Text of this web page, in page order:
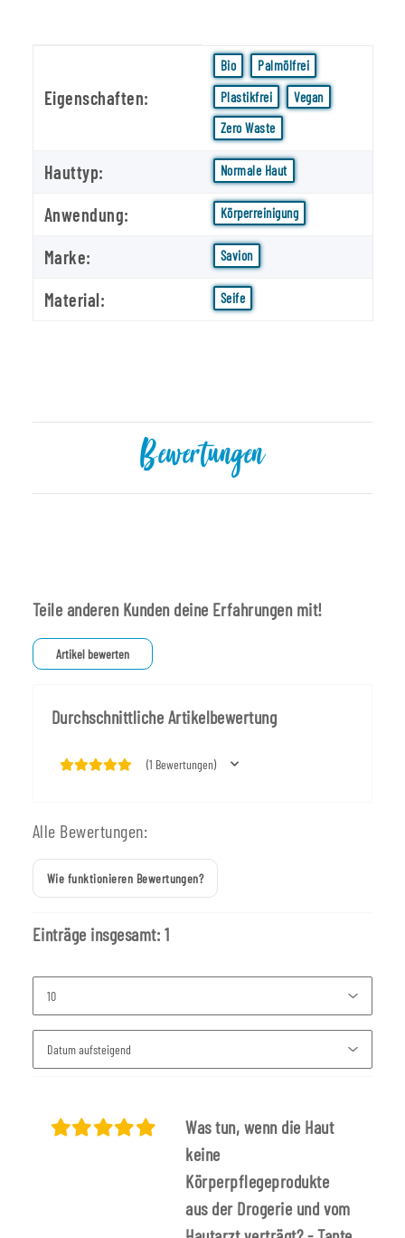
Eigenschaften:
Bio
Palmölfrei
Plastikfrei
Vegan
Zero Waste
Hauttyp: Normale Haut
Anwendung: Körperreinigung
Marke: Savion
Material: Seife
Bewertungen
Durchschnittliche Artikelbewertung
(1 Bewertungen)
Teile anderen Kunden deine Erfahrungen mit!
Artikel bewerten
Alle Bewertungen:
Wie funktionieren Bewertungen?
Einträge insgesamt: 1
Was tun, wenn die Haut
keine
Körperpflegeprodukte
aus der Drogerie und vom